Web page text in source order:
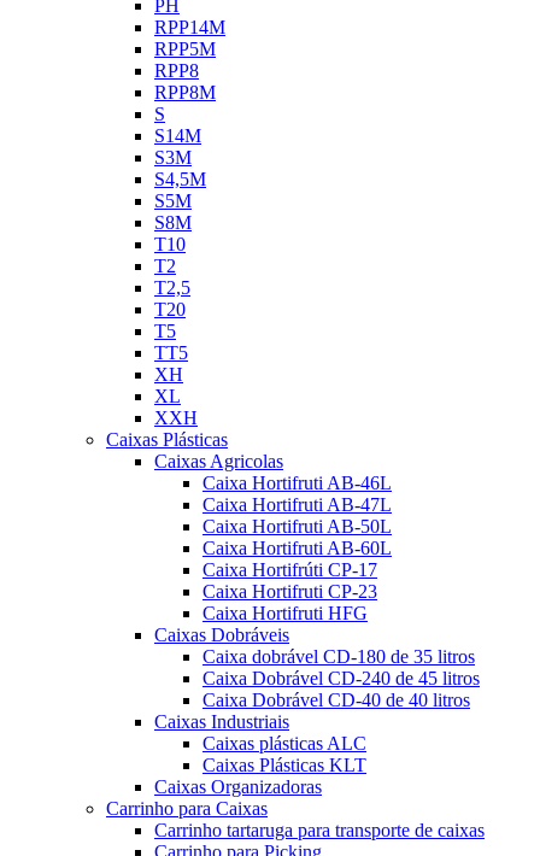
PH
RPP14M
RPP5M
RPP8
RPP8M
S
S14M
S3M
S4,5M
S5M
S8M
T10
T2
T2,5
T20
T5
TT5
XH
XL
XXH
Caixas Plásticas
Caixas Agricolas
Caixa Hortifruti AB-46L
Caixa Hortifruti AB-47L
Caixa Hortifruti AB-50L
Caixa Hortifruti AB-60L
Caixa Hortifrúti CP-17
Caixa Hortifruti CP-23
Caixa Hortifruti HFG
Caixas Dobráveis
Caixa dobrável CD-180 de 35 litros
Caixa Dobrável CD-240 de 45 litros
Caixa Dobrável CD-40 de 40 litros
Caixas Industriais
Caixas plásticas ALC
Caixas Plásticas KLT
Caixas Organizadoras
Carrinho para Caixas
Carrinho tartaruga para transporte de caixas
Carrinho para Picking